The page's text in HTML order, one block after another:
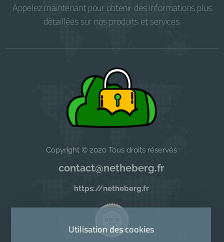
Appelez maintenant pour obtenir des informations plus
détaillées sur nos produits et services.
Copyright © 2020 Tous droits réservés
contact@netheberg.fr
https://netheberg.fr
Utilisation des cookies